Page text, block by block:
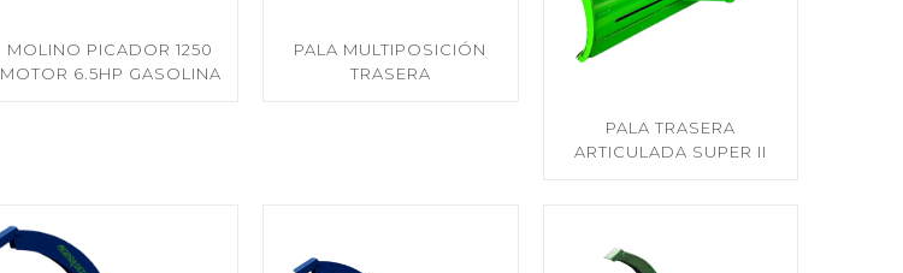
MOLINO PICADOR 1250
MOTOR 6.5HP GASOLINA
PALA MULTIPOSICIÓN
TRASERA
PALA TRASERA
ARTICULADA SUPER II